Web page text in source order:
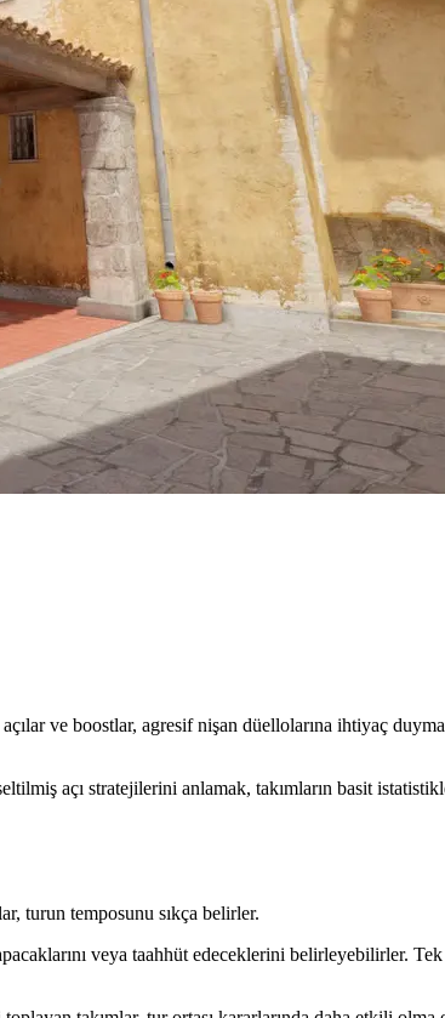
ve boostlar, agresif nişan düellolarına ihtiyaç
açı stratejilerini anlamak, takımların basit
turun temposunu sıkça belirler.
veya taahhüt edeceklerini belirleyebilirler. Tek